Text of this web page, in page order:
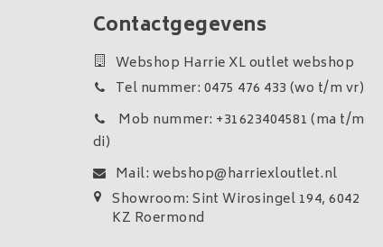
Contactgegevens
Webshop Harrie XL outlet webshop
Tel nummer: 0475 476 433 (wo t/m vr)
Mob nummer: +31623404581 (ma t/m
di)
Mail: webshop@harriexloutlet.nl
Showroom: Sint Wirosingel 194, 6042
KZ Roermond